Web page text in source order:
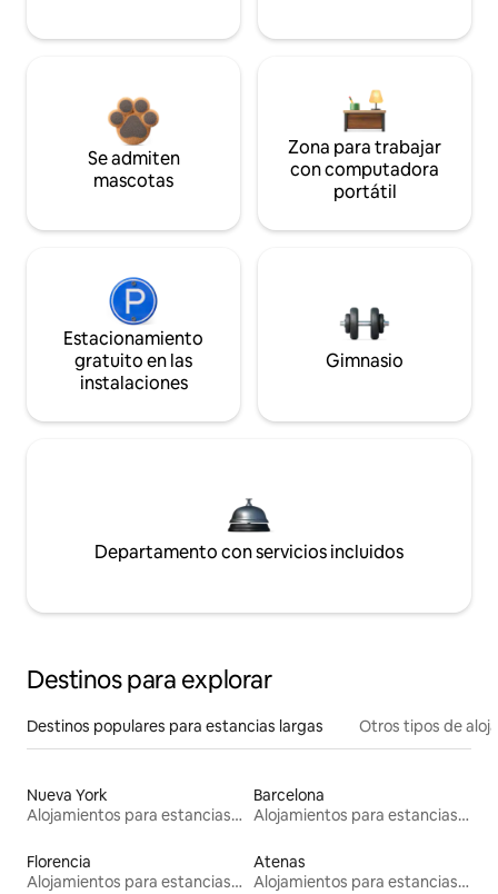
Se admiten
mascotas
Zona para trabajar
con computadora
portátil
Estacionamiento
gratuito en las
instalaciones
Gimnasio
Departamento con servicios incluidos
Destinos para explorar
Destinos populares para estancias largas Otros tipos de
Nueva York
Alojamientos para estancias largas
Barcelona
Alojamientos para estancias largas
Florencia
Alojamientos para estancias largas
Atenas
Alojamientos para estancias largas